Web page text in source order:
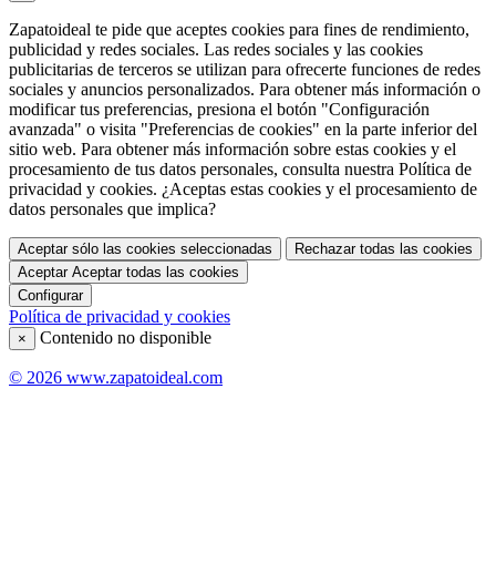
Zapatoideal te pide que aceptes cookies para fines de rendimiento,
publicidad y redes sociales. Las redes sociales y las cookies
publicitarias de terceros se utilizan para ofrecerte funciones de redes
sociales y anuncios personalizados. Para obtener más información o
modificar tus preferencias, presiona el botón "Configuración
avanzada" o visita "Preferencias de cookies" en la parte inferior del
sitio web. Para obtener más información sobre estas cookies y el
procesamiento de tus datos personales, consulta nuestra Política de
privacidad y cookies. ¿Aceptas estas cookies y el procesamiento de
datos personales que implica?
Aceptar sólo las cookies seleccionadas
Rechazar todas las cookies
Aceptar Aceptar todas las cookies
Configurar
Política de privacidad y cookies
× Contenido no disponible
© 2026 www.zapatoideal.com